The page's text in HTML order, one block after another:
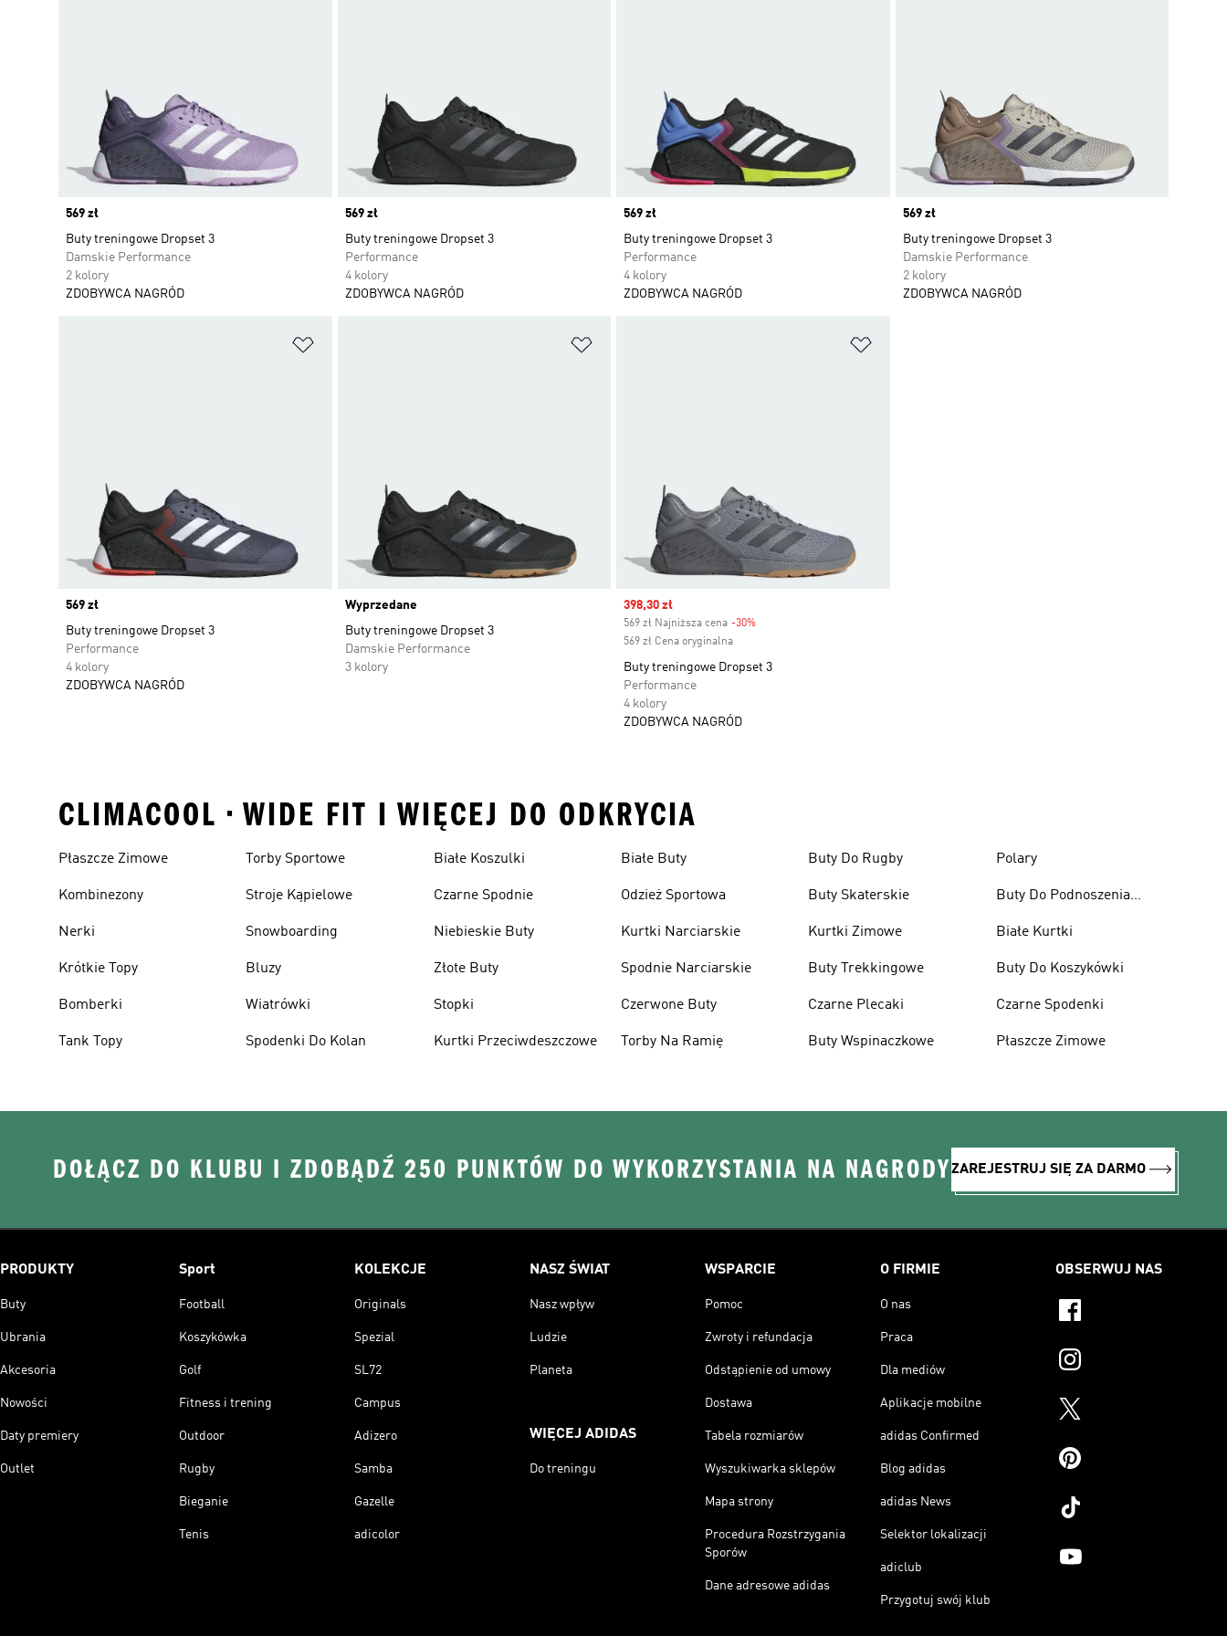
Price
569 zł
Buty treningowe Dropset 3
Damskie Performance
2 kolory
ZDOBYWCA NAGRÓD
Price
569 zł
Buty treningowe Dropset 3
Performance
4 kolory
ZDOBYWCA NAGRÓD
Price
569 zł
Buty treningowe Dropset 3
Performance
4 kolory
ZDOBYWCA NAGRÓD
Price
569 zł
Buty treningowe Dropset 3
Damskie Performance
2 kolory
ZDOBYWCA NAGRÓD
Price
569 zł
Buty treningowe Dropset 3
Performance
4 kolory
ZDOBYWCA NAGRÓD
Wyprzedane
Buty treningowe Dropset 3
Damskie Performance
3 kolory
Sale price
398,30 zł
569 zł Najniższa cena -30%
569 zł Cena oryginalna
Buty treningowe Dropset 3
Performance
4 kolory
ZDOBYWCA NAGRÓD
CLIMACOOL • WIDE FIT I WIĘCEJ DO ODKRYCIA
Płaszcze Zimowe
Kombinezony
Nerki
Krótkie Topy
Bomberki
Tank Topy
Torby Sportowe
Stroje Kąpielowe
Snowboarding
Bluzy
Wiatrówki
Spodenki Do Kolan
Białe Koszulki
Czarne Spodnie
Niebieskie Buty
Złote Buty
Stopki
Kurtki Przeciwdeszczowe
Białe Buty
Odzież Sportowa
Kurtki Narciarskie
Spodnie Narciarskie
Czerwone Buty
Torby Na Ramię
Buty Do Rugby
Buty Skaterskie
Kurtki Zimowe
Buty Trekkingowe
Czarne Plecaki
Buty Wspinaczkowe
Polary
Buty Do Podnoszenia
Białe Kurtki
Buty Do Koszykówki
Czarne Spodenki
Płaszcze Zimowe
DOŁĄCZ DO KLUBU I ZDOBĄDŹ 250 PUNKTÓW DO WYKORZYSTANIA NA NAGRODYZAREJESTRUJ SIĘ ZA DARMO
PRODUKTY
Buty
Ubrania
Akcesoria
Nowości
Daty premiery
Outlet
Sport
Football
Koszykówka
Golf
Fitness i trening
Outdoor
Rugby
Bieganie
Tenis
KOLEKCJE
Originals
Spezial
SL72
Campus
Adizero
Samba
Gazelle
adicolor
NASZ ŚWIAT
Nasz wpływ
Ludzie
Planeta
WIĘCEJ ADIDAS
Do treningu
WSPARCIE
Pomoc
Zwroty i refundacja
Odstąpienie od umowy
Dostawa
Tabela rozmiarów
Wyszukiwarka sklepów
Mapa strony
Procedura Rozstrzygania
Sporów
Dane adresowe adidas
O FIRMIE
O nas
Praca
Dla mediów
Aplikacje mobilne
adidas Confirmed
Blog adidas
adidas News
Selektor lokalizacji
adiclub
Przygotuj swój klub
OBSERWUJ NAS